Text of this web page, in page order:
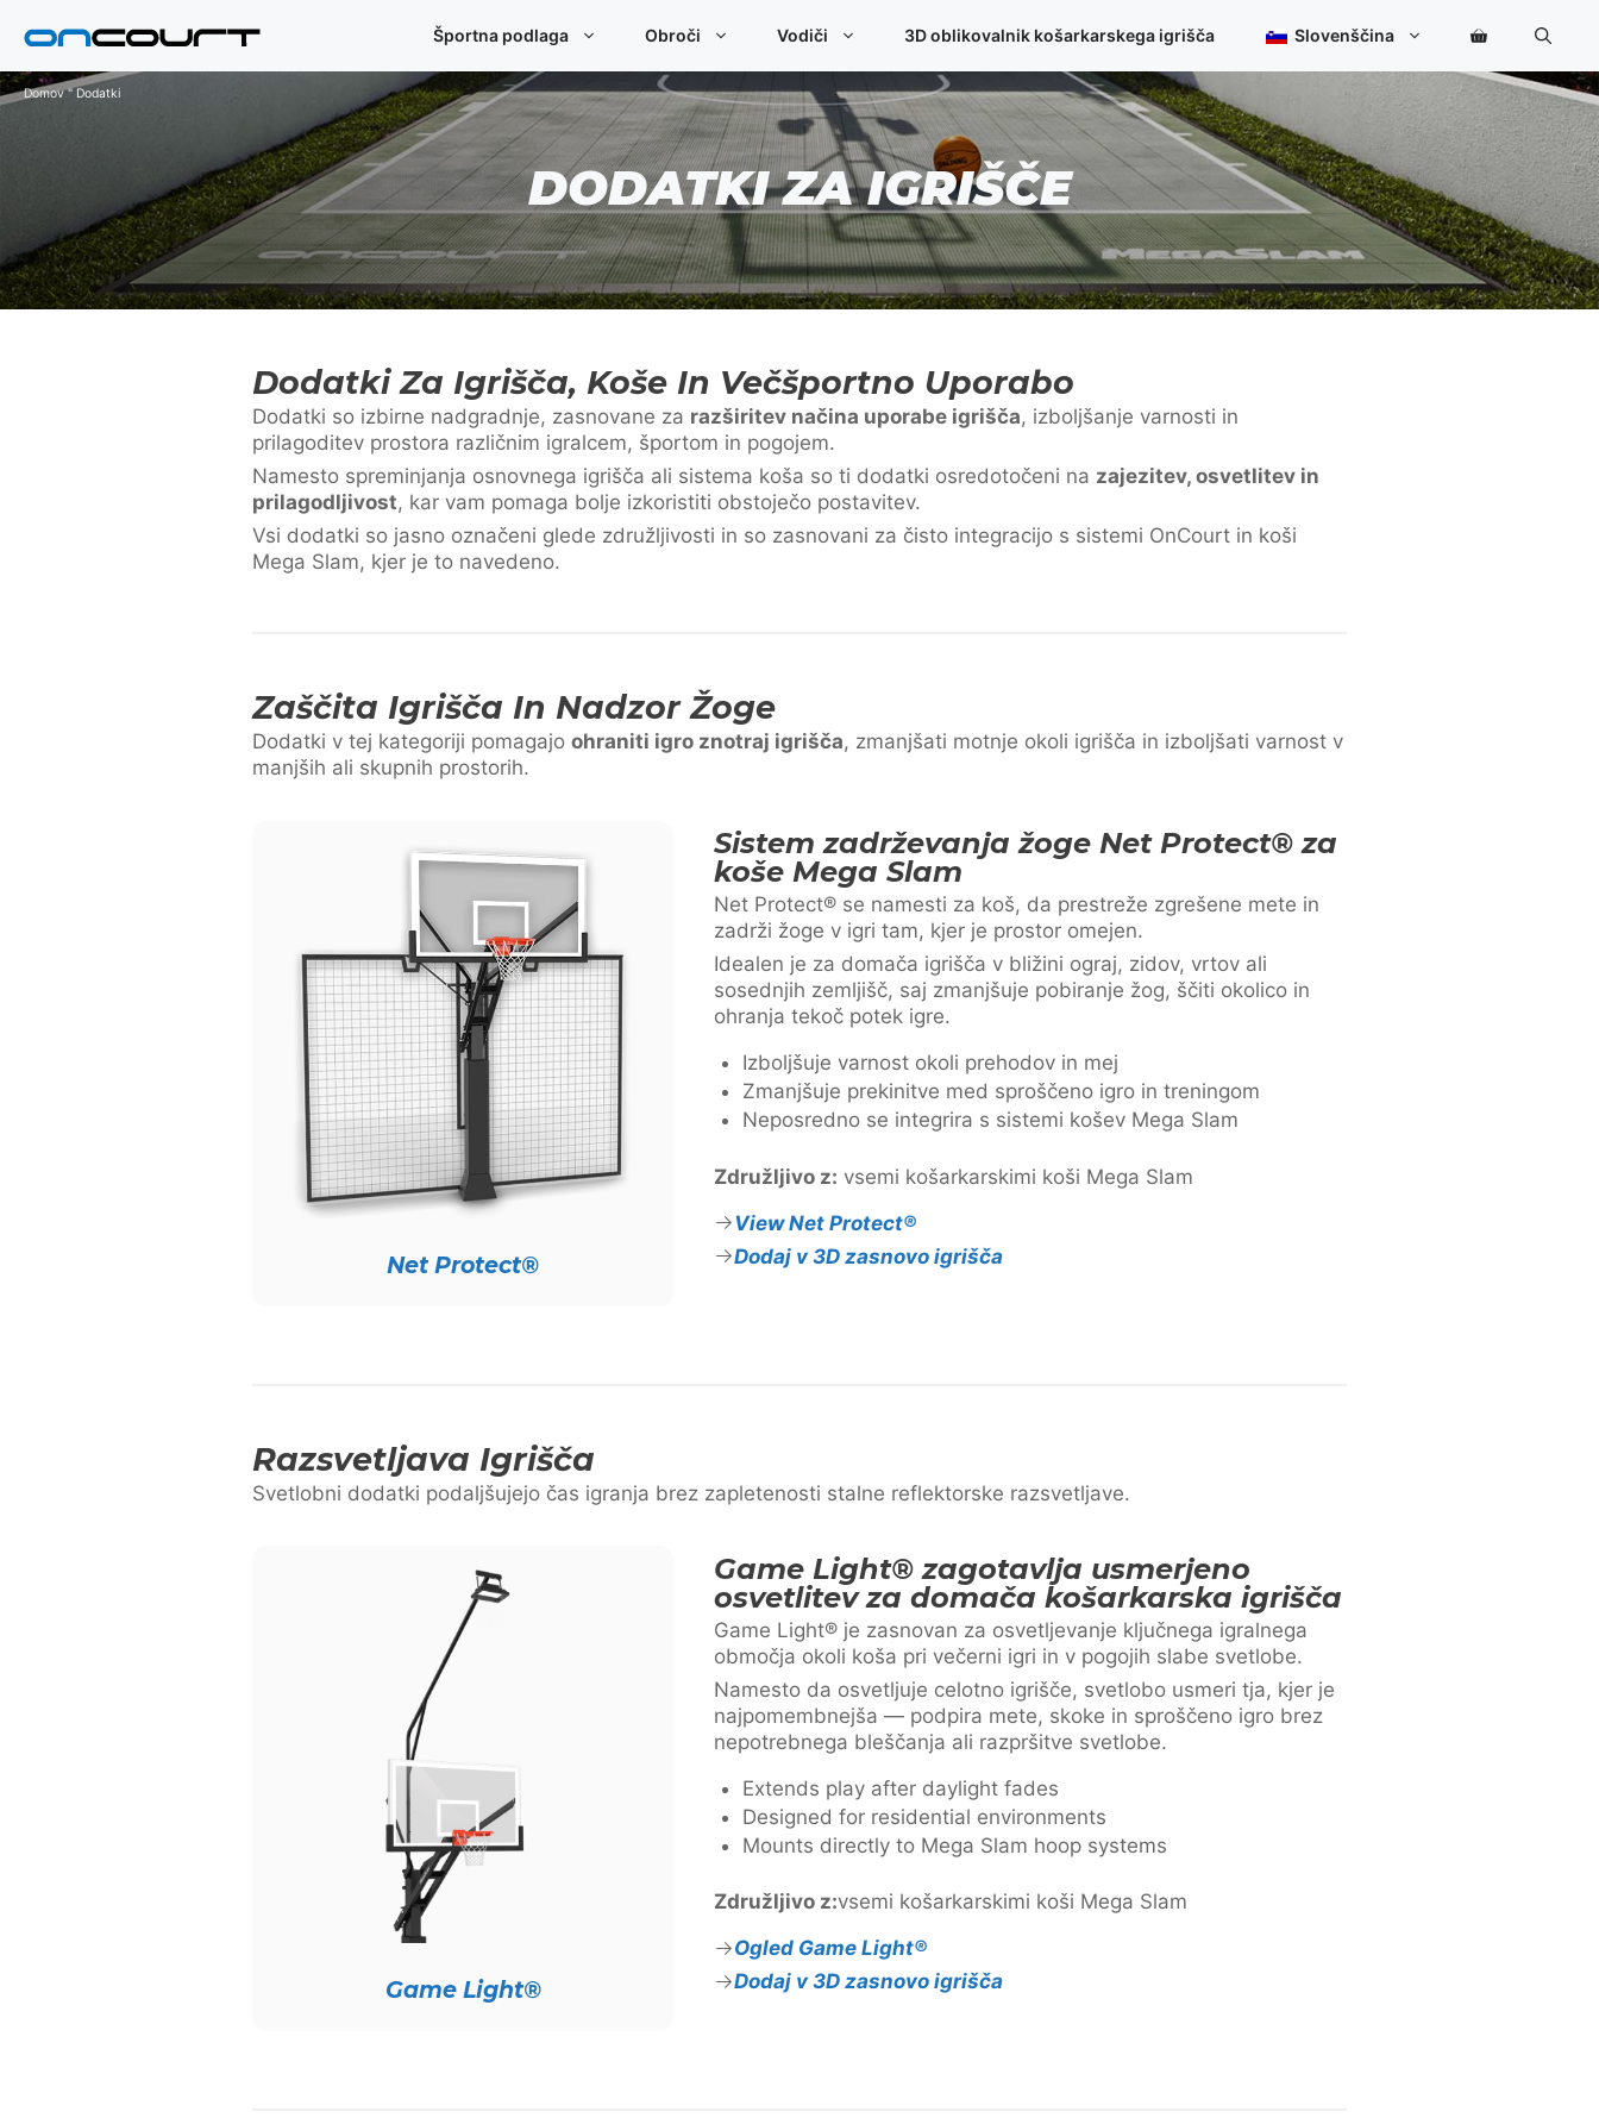
Športna podlaga Obroči Vodiči 3D oblikovalnik košarkarskega igrišča Slovenščina
Domov"Dodatki
DODATKI ZA IGRIŠČE
Dodatki Za Igrišča, Koše In Večšportno Uporabo
Dodatki so izbirne nadgradnje, zasnovane za razširitev načina uporabe igrišča, izboljšanje varnosti in
prilagoditev prostora različnim igralcem, športom in pogojem.
Namesto spreminjanja osnovnega igrišča ali sistema koša so ti dodatki osredotočeni na zajezitev, osvetlitev in
prilagodljivost, kar vam pomaga bolje izkoristiti obstoječo postavitev.
Vsi dodatki so jasno označeni glede združljivosti in so zasnovani za čisto integracijo s sistemi OnCourt in koši
Mega Slam, kjer je to navedeno.
Zaščita Igrišča In Nadzor Žoge
Dodatki v tej kategoriji pomagajo ohraniti igro znotraj igrišča, zmanjšati motnje okoli igrišča in izboljšati varnost v
manjših ali skupnih prostorih.
Net Protect®
Sistem zadrževanja žoge Net Protect® za
koše Mega Slam
Net Protect® se namesti za koš, da prestreže zgrešene mete in
zadrži žoge v igri tam, kjer je prostor omejen.
Idealen je za domača igrišča v bližini ograj, zidov, vrtov ali
sosednjih zemljišč, saj zmanjšuje pobiranje žog, ščiti okolico in
ohranja tekoč potek igre.
Izboljšuje varnost okoli prehodov in mej
Zmanjšuje prekinitve med sproščeno igro in treningom
Neposredno se integrira s sistemi košev Mega Slam
Združljivo z: vsemi košarkarskimi koši Mega Slam
View Net Protect®
Dodaj v 3D zasnovo igrišča
Razsvetljava Igrišča
Svetlobni dodatki podaljšujejo čas igranja brez zapletenosti stalne reflektorske razsvetljave.
Game Light®
Game Light® zagotavlja usmerjeno
osvetlitev za domača košarkarska igrišča
Game Light® je zasnovan za osvetljevanje ključnega igralnega
območja okoli koša pri večerni igri in v pogojih slabe svetlobe.
Namesto da osvetljuje celotno igrišče, svetlobo usmeri tja, kjer je
najpomembnejša — podpira mete, skoke in sproščeno igro brez
nepotrebnega bleščanja ali razpršitve svetlobe.
Extends play after daylight fades
Designed for residential environments
Mounts directly to Mega Slam hoop systems
Združljivo z:vsemi košarkarskimi koši Mega Slam
Ogled Game Light®
Dodaj v 3D zasnovo igrišča